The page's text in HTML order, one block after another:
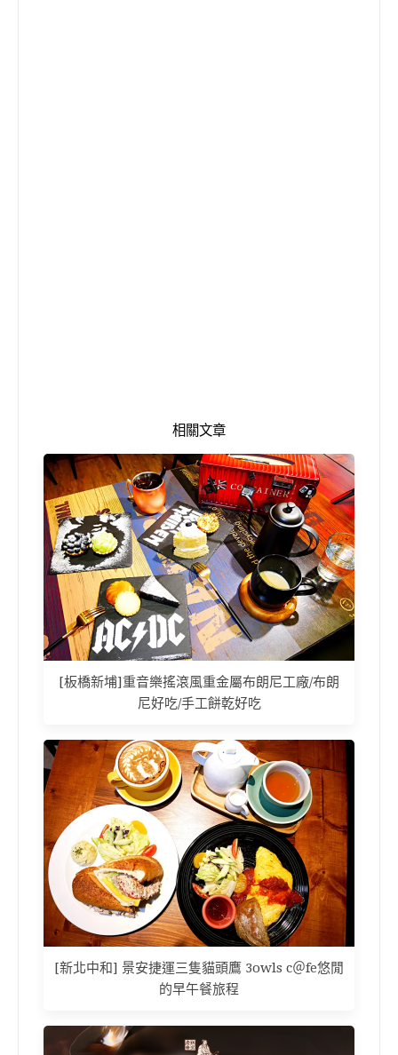
相關文章
[板橋新埔]重音樂搖滾風重金屬布朗尼工廠/布朗
尼好吃/手工餅乾好吃
[新北中和] 景安捷運三隻貓頭鷹 3owls c＠fe悠閒
的早午餐旅程